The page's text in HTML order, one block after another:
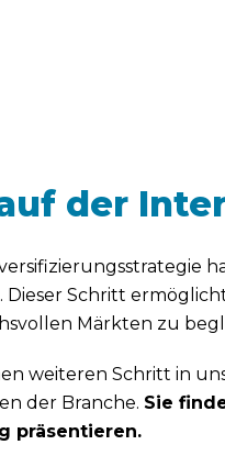
der
Schritt
Märkten zu
weiteren Schritt in
der Branche. Sie
präsentieren.